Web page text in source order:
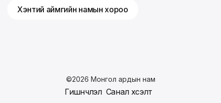
Хэнтий аймгийн намын хороо
©2026 Монгол ардын нам
Гишүүнчлэл Санал хүсэлт